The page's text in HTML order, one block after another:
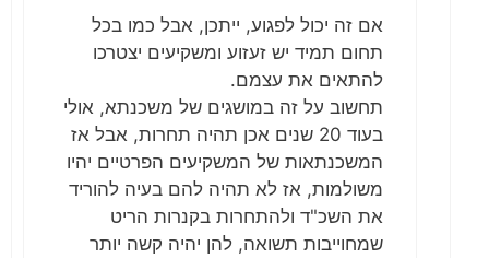
אם זה יכול לפגוע, ייתכן, אבל כמו בכל
תחום תמיד יש זעזוע ומשקיעים יצטרכו
להתאים את עצמם.
תחשוב על זה במושגים של משכנתא, אולי
בעוד 20 שנים אכן תהיה תחרות, אבל אז
המשכנתאות של המשקיעים הפרטיים יהיו
משולמות, אז לא תהיה להם בעיה להוריד
את השכ"ד ולהתחרות בקנרות הריט
שמחוייבות תשואה, להן יהיה קשה יותר